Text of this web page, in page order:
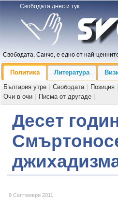
Свободата днес и тук
Свободата, Санчо, е едно от най-
Политика Литература
България утре
Свободата Позиция
Очи в очи
Писма от другаде
Десет
9 Септември 2011